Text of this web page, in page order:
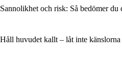
Sannolikhet och risk: Så bedömer du
Håll huvudet kallt – låt inte känslorna